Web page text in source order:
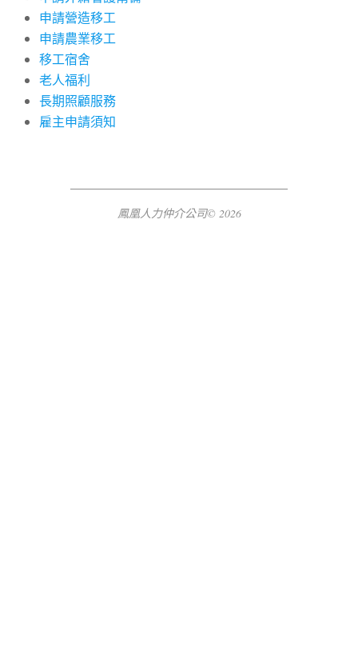
申請營造移工
申請農業移工
移工宿舍
老人福利
長期照顧服務
雇主申請須知
鳳凰人力仲介公司© 2026